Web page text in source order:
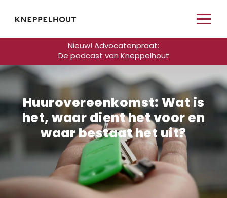
Nieuw! Advocatenpraat:
De podcast van Kneppelhout
Huurovereenkomst: Wat is
het, waar dient het voor en
waar bestaat het uit?